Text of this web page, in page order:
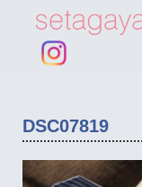
DSC07819